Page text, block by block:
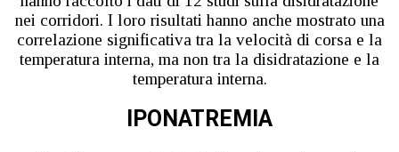
nei corridori. I loro risultati hanno anche mostrato una
correlazione significativa tra la velocità di corsa e la
temperatura interna, ma non tra la disidratazione e la
temperatura interna.
IPONATREMIA